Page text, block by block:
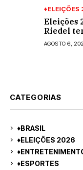
Eleições
Riedel
turno
AGOSTO 6,
CATEGORIAS
♦BRASIL
♦ELEIÇÕES 2026
♦ESPORTES